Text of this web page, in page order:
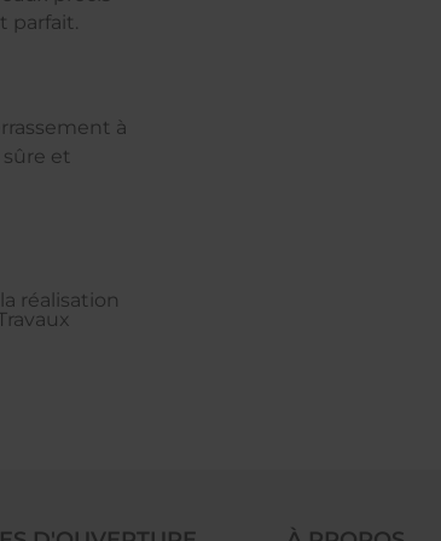
à
et
réalisation